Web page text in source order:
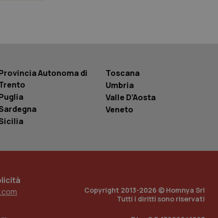
Autonoma di
Toscana
Umbria
Valle D’Aosta
Veneto
Copyright 2013-2026 © Homnya Srl
Tutti i diritti sono riservati
tenere traccia
del sito web sta
di
tenere traccia